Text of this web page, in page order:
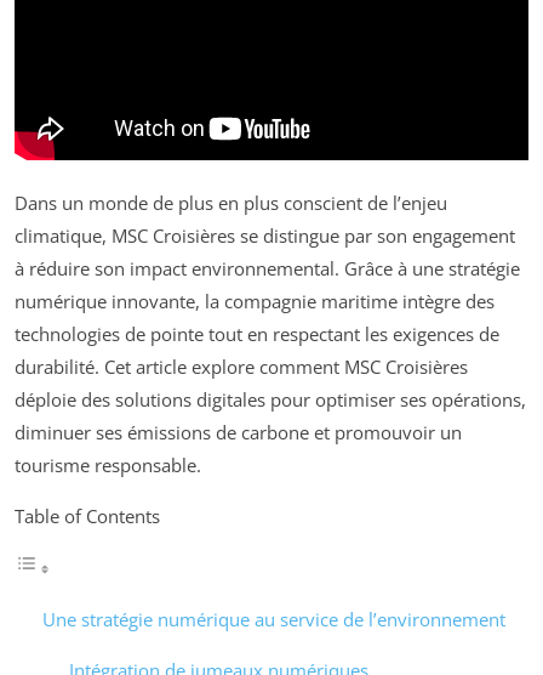
Dans un monde de plus en plus conscient de l’enjeu
climatique, MSC Croisières se distingue par son engagement
à réduire son impact environnemental. Grâce à une stratégie
numérique innovante, la compagnie maritime intègre des
technologies de pointe tout en respectant les exigences de
durabilité. Cet article explore comment MSC Croisières
déploie des solutions digitales pour optimiser ses opérations,
diminuer ses émissions de carbone et promouvoir un
tourisme responsable.
Table of Contents
Une stratégie numérique au service de l’environnement